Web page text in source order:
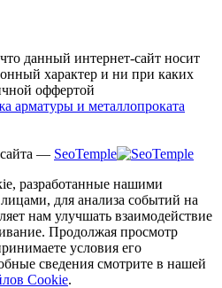
данный интернет-сайт носит
характер и ни при каких
оффертой
арматуры и металлопроката
— SeoTemple
разработанные нашими
для анализа событий на
нам улучшать взаимодействие
Продолжая просмотр
условия его
сведения смотрите в нашей
Cookie.